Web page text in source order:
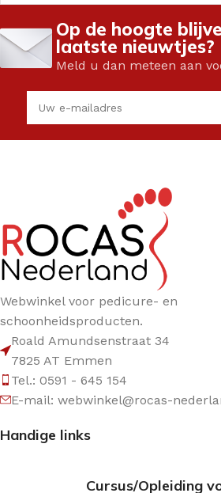
Op de hoogte
laatste nieuwtjes?
Meld u dan meteen aan
Webwinkel voor pedicure- en
schoonheidsproducten.
Roald Amundsenstraat 34
7825 AT Emmen
Tel.: 0591 - 645 154
E-mail: webwinkel@rocas-
Handige links
Cursus/Opleiding